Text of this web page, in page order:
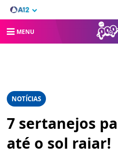
MENU
NOTÍCIAS
7 sertanejos
até o sol raiar!